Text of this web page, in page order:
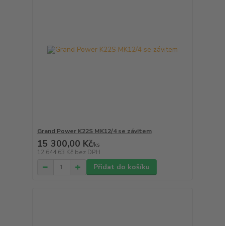
Grand Power K22S MK12/4 se závitem
15 300,00 Kč/ks
12 644,63 Kč bez DPH
Přidat do košíku